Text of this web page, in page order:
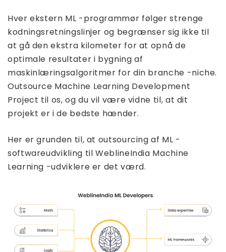
Hver ekstern ML -programmør følger strenge
kodningsretningslinjer og begrænser sig ikke til
at gå den ekstra kilometer for at opnå de
optimale resultater i bygning af
maskinlæringsalgoritmer for din branche -niche.
Outsource Machine Learning Development
Project til os, og du vil være vidne til, at dit
projekt er i de bedste hænder.
Her er grunden til, at outsourcing af ML -
softwareudvikling til WeblineIndia Machine
Learning -udviklere er det værd.